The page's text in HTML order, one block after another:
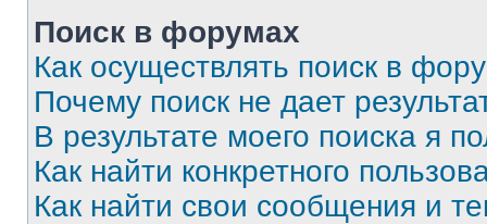
Поиск в форумах
Как осуществлять поиск в
Почему поиск не дает
В результате моего поиска я
Как найти конкретного
Как найти свои сообщения и